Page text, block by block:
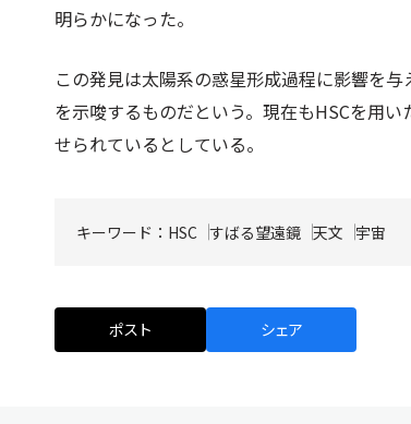
明らかになった。
この発見は太陽系の惑星形成過程に影響を
を示唆するものだという。現在もHSCを用
せられているとしている。
キーワード： HSC すばる望遠鏡 天文 宇宙
ポスト シェア